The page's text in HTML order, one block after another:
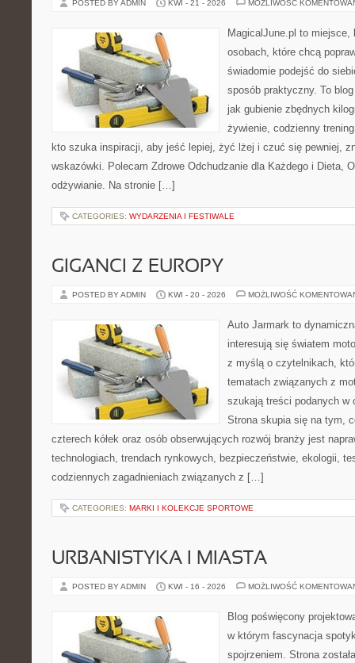
POSTED BY ADMIN KWI - 21 - 2026 MOŻLIWOŚĆ
MagicalJune.pl to miejsce,
osobach, które chcą
świadomie podejść do
sposób praktyczny. To
jak gubienie zbędnych
żywienie, codzienny
kto szuka inspiracji, aby jeść lepiej, żyć lżej i czuć się pewniej,
wskazówki. Polecam Zdrowe Odchudzanie dla Każdego i Dieta,
odżywianie. Na stronie […]
CATEGORIES: WYDARZENIA I FESTIWALE
GIGANCI Z EUROPY
POSTED BY ADMIN KWI - 20 - 2026 MOŻLIWOŚĆ
Auto Jarmark to
interesują się światem
z myślą o czytelnikach,
tematach związanych z
szukają treści podanych
Strona skupia się na tym,
czterech kółek oraz osób obserwujących rozwój branży jest
technologiach, trendach rynkowych, bezpieczeństwie, ekologii,
codziennych zagadnieniach związanych z […]
CATEGORIES: MARKI I KOLEKCJE SPORTOWE
URBANISTYKA I MIASTA
POSTED BY ADMIN KWI - 16 - 2026 MOŻLIWOŚĆ
Blog poświęcony
w którym fascynacja
spojrzeniem. Strona